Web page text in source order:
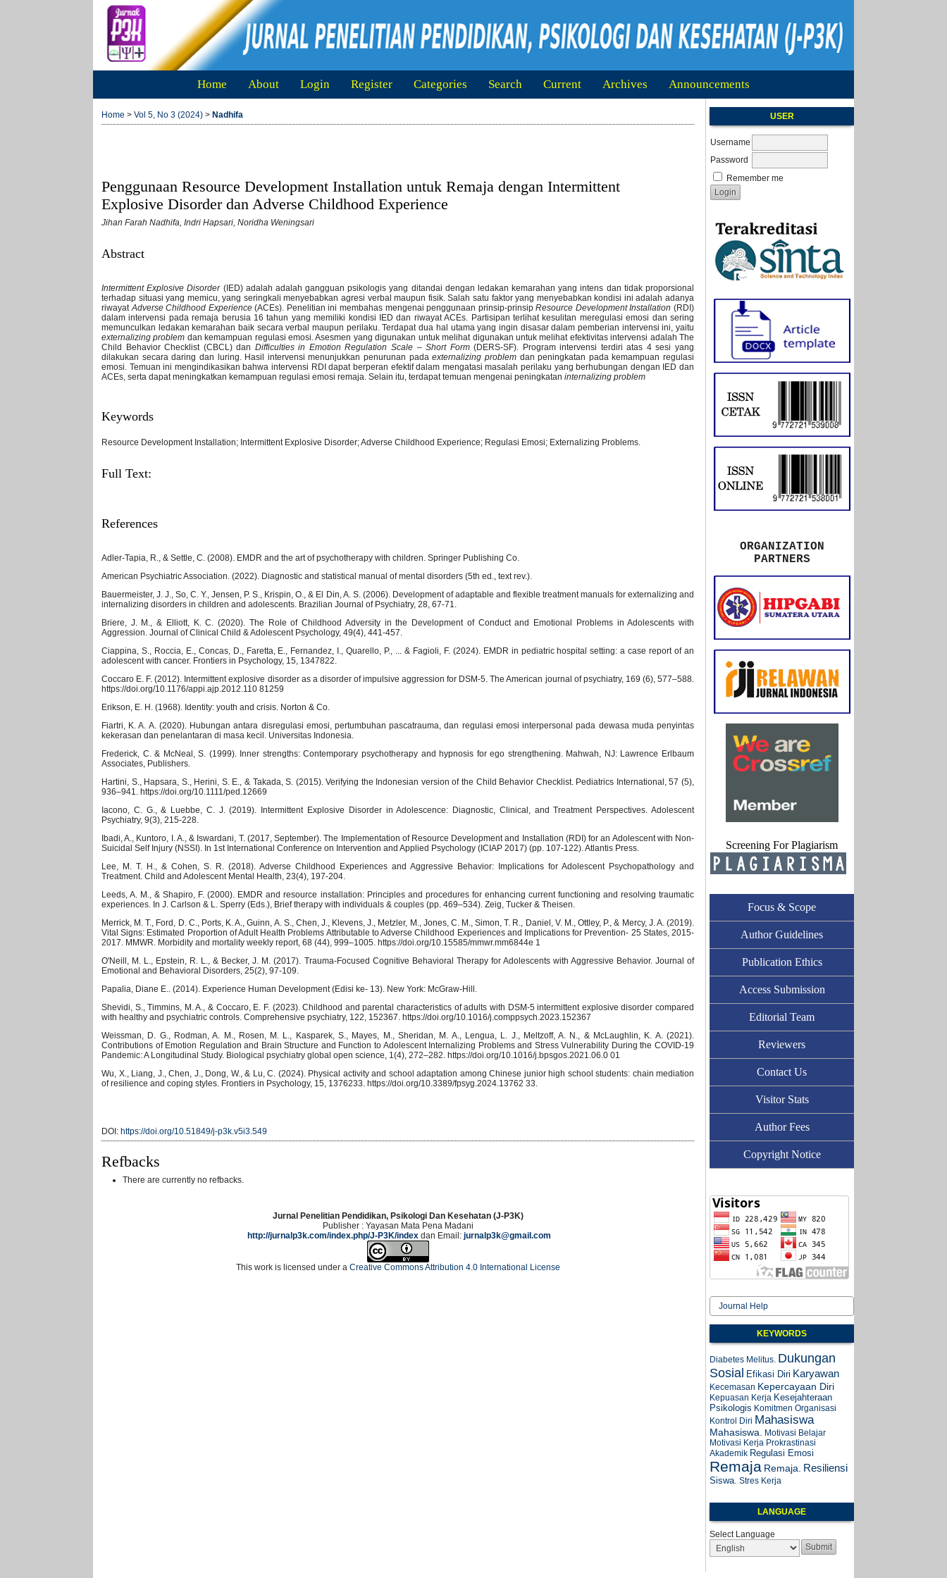
USER
Username
Password
Remember me
ORGANIZATION
PARTNERS
Screening For Plagiarism
Focus & Scope
Author Guidelines
Publication Ethics
Access Submission
Editorial Team
Reviewers
Contact Us
Visitor Stats
Author Fees
Copyright Notice
Journal Help
KEYWORDS
Diabetes Melitus. Dukungan
Sosial Efikasi Diri Karyawan
Kecemasan Kepercayaan Diri
Kepuasan Kerja Kesejahteraan
Psikologis Komitmen Organisasi
Kontrol Diri Mahasiswa
Mahasiswa. Motivasi Belajar
Motivasi Kerja Prokrastinasi
Akademik Regulasi Emosi
Remaja Remaja. Resiliensi
Siswa. Stres Kerja
LANGUAGE
Select Language
Home About Login Register Categories Search Current Archives Announcements
Home > Vol 5, No 3 (2024) > Nadhifa
Penggunaan Resource Development Installation untuk Remaja dengan Intermittent
Explosive Disorder dan Adverse Childhood Experience
Jihan Farah Nadhifa, Indri Hapsari, Noridha Weningsari
Abstract
Intermittent Explosive Disorder (IED) adalah adalah gangguan psikologis yang ditandai dengan ledakan kemarahan yang intens dan tidak proporsional
terhadap situasi yang memicu, yang seringkali menyebabkan agresi verbal maupun fisik. Salah satu faktor yang menyebabkan kondisi ini adalah adanya
riwayat Adverse Childhood Experience(ACEs). Penelitian ini membahas mengenai penggunaan prinsip-prinsipResource Development Installation(RDI)
dalam intervensi pada remaja berusia 16 tahun yang memiliki kondisi IED dan riwayat ACEs. Partisipan terlihat kesulitan meregulasi emosi dan sering
memunculkan ledakan kemarahan baik secara verbal maupun perilaku. Terdapat dua hal utama yang ingin disasar dalam pemberian intervensi ini, yaitu
externalizing problem dan kemampuan regulasi emosi. Asesmen yang digunakan untuk melihat digunakan untuk melihat efektivitas intervensi adalah The
Child Behavior Checklist (CBCL) dan Difficulties in Emotion Regulation Scale – Short Form(DERS-SF). Program intervensi terdiri atas 4 sesi yang
dilakukan secara daring dan luring. Hasil intervensi menunjukkan penurunan padaexternalizing problem dan peningkatan pada kemampuan regulasi
emosi. Temuan ini mengindikasikan bahwa intervensi RDI dapat berperan efektif dalam mengatasi masalah perilaku yang berhubungan dengan IED dan
ACEs, serta dapat meningkatkan kemampuan regulasi emosi remaja. Selain itu, terdapat temuan mengenai peningkatan internalizing problem
Keywords
Resource Development Installation; Intermittent Explosive Disorder; Adverse Childhood Experience; Regulasi Emosi; Externalizing Problems.
Full Text:
References
Adler-Tapia, R., & Settle, C. (2008). EMDR and the art of psychotherapy with children. Springer Publishing Co.
American Psychiatric Association. (2022). Diagnostic and statistical manual of mental disorders (5th ed., text rev.).
Bauermeister, J. J., So, C. Y., Jensen, P. S., Krispin, O., & El Din, A. S. (2006). Development of adaptable and flexible treatment manuals for externalizing and
internalizing disorders in children and adolescents. Brazilian Journal of Psychiatry, 28, 67-71.
Briere, J. M., & Elliott, K. C. (2020). The Role of Childhood Adversity in the Development of Conduct and Emotional Problems in Adolescents with
Aggression. Journal of Clinical Child & Adolescent Psychology, 49(4), 441-457.
Ciappina, S., Roccia, E., Concas, D., Faretta, E., Fernandez, I., Quarello, P., ... & Fagioli, F. (2024). EMDR in pediatric hospital setting: a case report of an
adolescent with cancer. Frontiers in Psychology, 15, 1347822.
Coccaro E. F. (2012). Intermittent explosive disorder as a disorder of impulsive aggression for DSM-5. The American journal of psychiatry, 169 (6), 577–588.
https://doi.org/10.1176/appi.ajp.2012.110 81259
Erikson, E. H. (1968). Identity: youth and crisis. Norton & Co.
Fiartri, K. A. A. (2020). Hubungan antara disregulasi emosi, pertumbuhan pascatrauma, dan regulasi emosi interpersonal pada dewasa muda penyintas
kekerasan dan penelantaran di masa kecil. Universitas Indonesia.
Frederick, C. & McNeal, S. (1999). Inner strengths: Contemporary psychotherapy and hypnosis for ego strengthening. Mahwah, NJ: Lawrence Erlbaum
Associates, Publishers.
Hartini, S., Hapsara, S., Herini, S. E., & Takada, S. (2015). Verifying the Indonesian version of the Child Behavior Checklist. Pediatrics International, 57 (5),
936–941. https://doi.org/10.1111/ped.12669
Iacono, C. G., & Luebbe, C. J. (2019). Intermittent Explosive Disorder in Adolescence: Diagnostic, Clinical, and Treatment Perspectives. Adolescent
Psychiatry, 9(3), 215-228.
Ibadi, A., Kuntoro, I. A., & Iswardani, T. (2017, September). The Implementation of Resource Development and Installation (RDI) for an Adolescent with Non-
Suicidal Self Injury (NSSI). In 1st International Conference on Intervention and Applied Psychology (ICIAP 2017) (pp. 107-122). Atlantis Press.
Lee, M. T. H., & Cohen, S. R. (2018). Adverse Childhood Experiences and Aggressive Behavior: Implications for Adolescent Psychopathology and
Treatment. Child and Adolescent Mental Health, 23(4), 197-204.
Leeds, A. M., & Shapiro, F. (2000). EMDR and resource installation: Principles and procedures for enhancing current functioning and resolving traumatic
experiences. In J. Carlson & L. Sperry (Eds.), Brief therapy with individuals & couples (pp. 469–534). Zeig, Tucker & Theisen.
Merrick, M. T., Ford, D. C., Ports, K. A., Guinn, A. S., Chen, J., Klevens, J., Metzler, M., Jones, C. M., Simon, T. R., Daniel, V. M., Ottley, P., & Mercy, J. A. (2019).
Vital Signs: Estimated Proportion of Adult Health Problems Attributable to Adverse Childhood Experiences and Implications for Prevention- 25 States, 2015-
2017. MMWR. Morbidity and mortality weekly report, 68 (44), 999–1005. https://doi.org/10.15585/mmwr.mm6844e 1
O'Neill, M. L., Epstein, R. L., & Becker, J. M. (2017). Trauma-Focused Cognitive Behavioral Therapy for Adolescents with Aggressive Behavior. Journal of
Emotional and Behavioral Disorders, 25(2), 97-109.
Papalia, Diane E.. (2014). Experience Human Development (Edisi ke- 13). New York: McGraw-Hill.
Shevidi, S., Timmins, M. A., & Coccaro, E. F. (2023). Childhood and parental characteristics of adults with DSM-5 intermittent explosive disorder compared
with healthy and psychiatric controls. Comprehensive psychiatry, 122, 152367. https://doi.org/10.1016/j.comppsych.2023.152367
Weissman, D. G., Rodman, A. M., Rosen, M. L., Kasparek, S., Mayes, M., Sheridan, M. A., Lengua, L. J., Meltzoff, A. N., & McLaughlin, K. A. (2021).
Contributions of Emotion Regulation and Brain Structure and Function to Adolescent Internalizing Problems and Stress Vulnerability During the COVID-19
Pandemic: A Longitudinal Study. Biological psychiatry global open science, 1(4), 272–282. https://doi.org/10.1016/j.bpsgos.2021.06.0 01
Wu, X., Liang, J., Chen, J., Dong, W., & Lu, C. (2024). Physical activity and school adaptation among Chinese junior high school students: chain mediation
of resilience and coping styles. Frontiers in Psychology, 15, 1376233. https://doi.org/10.3389/fpsyg.2024.13762 33.
DOI: https://doi.org/10.51849/j-p3k.v5i3.549
Refbacks
There are currently no refbacks.
Jurnal Penelitian Pendidikan, Psikologi Dan Kesehatan (J-P3K)
Publisher : Yayasan Mata Pena Madani
http://jurnalp3k.com/index.php/J-P3K/indexdan Email: jurnalp3k@gmail.com
This work is licensed under a Creative Commons Attribution 4.0 International License